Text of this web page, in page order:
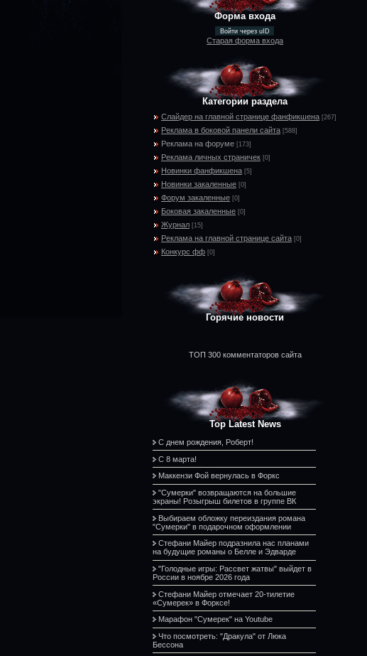
Форма входа
Войти через uID
Старая форма входа
Категории раздела
Слайдер на главной странице фанфикшена [267]
Реклама в боковой панели сайта [588]
Реклама на форуме [173]
Реклама личных страничек [0]
Новинки фанфикшена [5]
Новинки закаленные [0]
Форум закаленные [0]
Боковая закаленные [0]
Журнал [15]
Реклама на главной странице сайта [0]
Конкурс фф [0]
Горячие новости
ТОП 300 комментаторов сайта
Top Latest News
С днем рождения, Роберт!
С 8 марта!
Маккензи Фой вернулась в Форкс
"Сумерки" возвращаются на большие
экраны! Розыгрыш билетов в группе ВК
Выбираем обложку переиздания романа
"Сумерки" в подарочном оформлении
Стефани Майер подразнила нас планами
на будущие романы о Белле и Эдварде
"Голодные игры: Рассвет жатвы" выйдет в
России в ноябре 2026 года
Стефани Майер отмечает 20-тилетие
«Сумерек» в Форксе!
Марафон "Сумерек" на Youtube
Что посмотреть: "Дракула" от Люка
Бессона